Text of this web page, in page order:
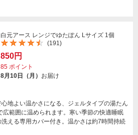
白元アース レンジでゆたぽん Lサイズ 1個
(191)
850円
85 ポイント
8月10日（月） お届け
地よい温かさになる、ジェルタイプの湯たん
広範囲に温められます。寒い季節の快適睡眠
える専用カバー付き。温かさは約7時間持続